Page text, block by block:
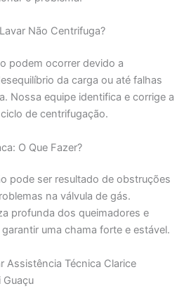
Não Centrifuga?
podem ocorrer devido a
da carga ou até falhas
Nossa equipe identifica e corrige a
de centrifugação.
O Que Fazer?
pode ser resultado de obstruções
na válvula de gás.
profunda dos queimadores e
uma chama forte e estável.
Assistência Técnica Clarice
Guaçu